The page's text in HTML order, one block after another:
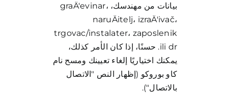
بيانات من مهندسك، graÄ'evinar،
naruÄitelj، izraÄ'ivač،
trgovac/instalater، zaposlenik
ili dr. حسنًا، إذا كان الأمر كذلك،
يمكنك اختياريًا إلغاء تعيينك ومسح نام
كاو بوروكو (إظهار النص "الاتصال
بالاتصال").